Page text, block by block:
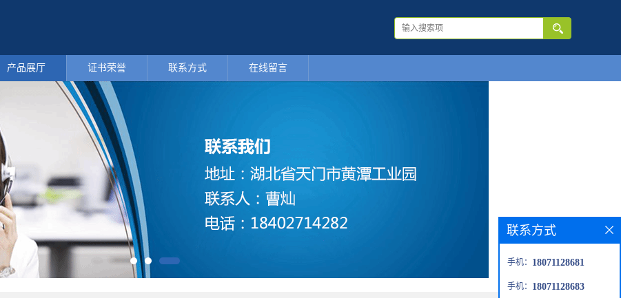
产品展厅 证书荣誉 联系方式 在线留言
联系方式
手机： 18071128681
手机： 18071128683